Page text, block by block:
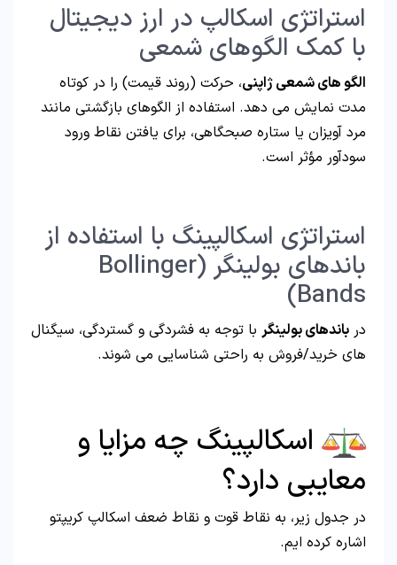
استراتژی اسکالپ در ارز دیجیتال
با کمک الگوهای شمعی
الگو های شمعی ژاپنی، حرکت (روند قیمت) را در کوتاه
مدت نمایش می دهد. استفاده از الگوهای بازگشتی مانند
مرد آویزان یا ستاره صبحگاهی، برای یافتن نقاط ورود
سودآور مؤثر است.
استراتژی اسکالپینگ با استفاده از
باندهای بولینگر (Bollinger
Bands)
در باندهای بولینگر با توجه به فشردگی و گستردگی، سیگنال
های خرید/فروش به راحتی شناسایی می شوند.
اسکالپینگ چه مزایا و
معایبی دارد؟
در جدول زیر، به نقاط قوت و نقاط ضعف اسکالپ کریپتو
اشاره کرده ایم.